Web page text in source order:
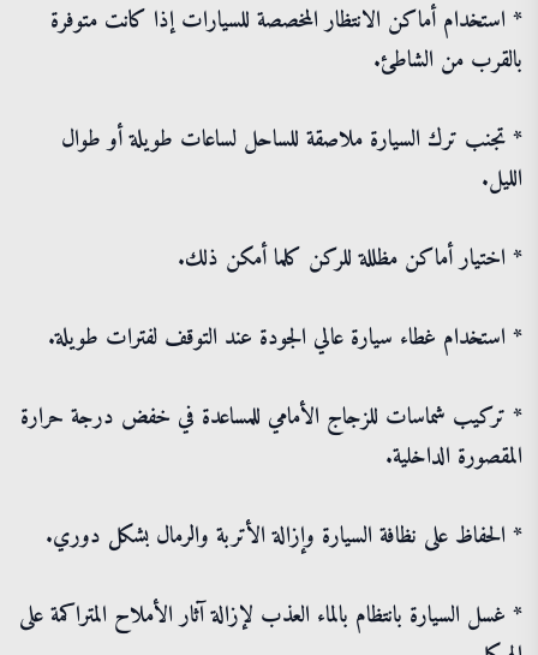
* استخدام أماكن الانتظار المخصصة للسيارات إذا كانت متوفرة
بالقرب من الشاطئ.
* تجنب ترك السيارة ملاصقة للساحل لساعات طويلة أو طوال
الليل.
* اختيار أماكن مظللة للركن كلما أمكن ذلك.
* استخدام غطاء سيارة عالي الجودة عند التوقف لفترات طويلة.
* تركيب شماسات للزجاج الأمامي للمساعدة في خفض درجة حرارة
المقصورة الداخلية.
* الحفاظ على نظافة السيارة وإزالة الأتربة والرمال بشكل دوري.
* غسل السيارة بانتظام بالماء العذب لإزالة آثار الأملاح المتراكمة على